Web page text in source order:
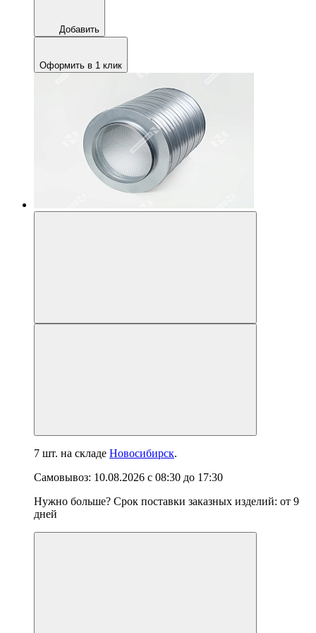
Добавить
Оформить в 1 клик
7 шт. на складе Новосибирск.
Самовывоз: 10.08.2026 с 08:30 до 17:30
Нужно больше? Срок поставки заказных изделий: от 9
дней